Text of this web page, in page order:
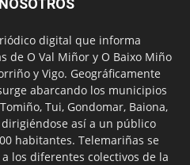
digital que informa
de O Val Miñor y O Baixo Miño
y Vigo. Geográficamente
abarcando los municipios
Tui, Gondomar, Baiona,
dirigiéndose así a un público
habitantes. Telemariñas se
los diferentes colectivos de la